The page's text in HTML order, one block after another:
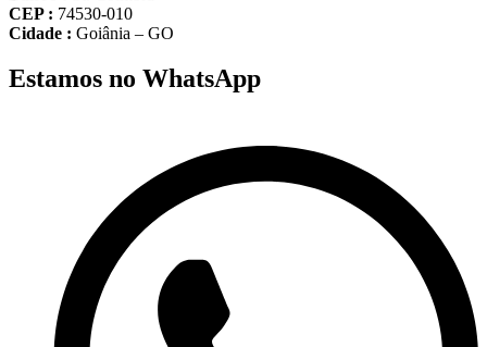
CEP : 74530-010
Cidade : Goiânia – GO
Estamos no WhatsApp